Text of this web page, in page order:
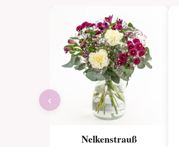
Nelkenstrauß
‹